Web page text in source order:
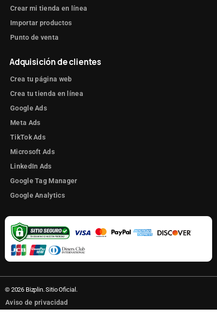
Crear mi tienda en línea
Importar productos
Punto de venta
Adquisición de clientes
Crea tu página web
Crea tu tienda en línea
Google Ads
Meta Ads
TikTok Ads
Microsoft Ads
LinkedIn Ads
Google Tag Manager
Google Analytics
© 2026 Bizplin. Sitio Oficial.
Aviso de privacidad